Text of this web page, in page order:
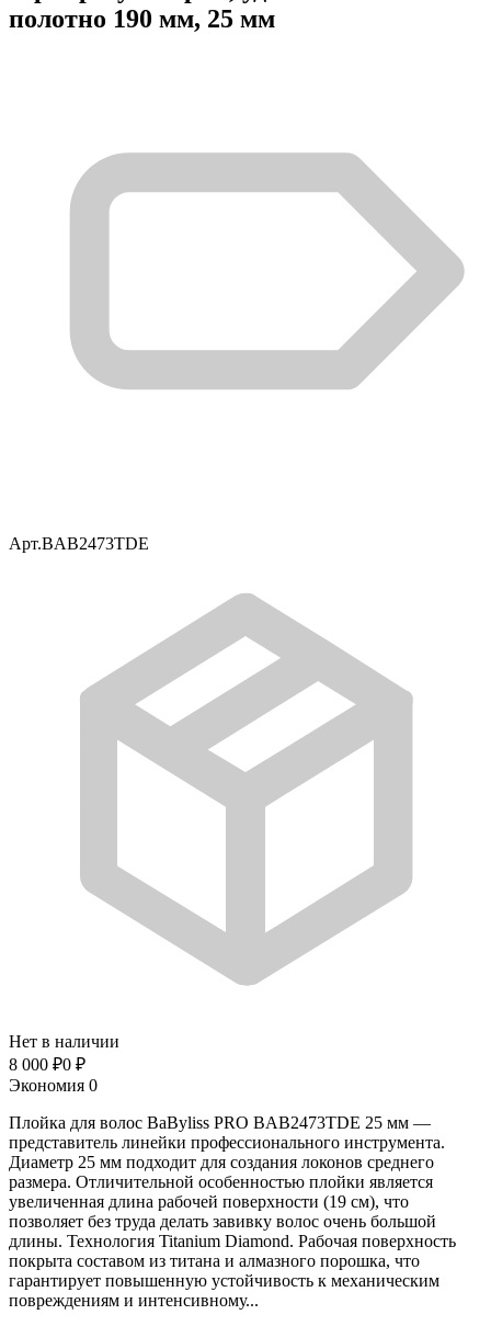
полотно 190 мм, 25 мм
Арт.BAB2473TDE
Нет в наличии
8 000 ₽0 ₽
Экономия 0
Плойка для волос BaByliss PRO BAB2473TDE 25 мм —
представитель линейки профессионального инструмента.
Диаметр 25 мм подходит для создания локонов среднего
размера. Отличительной особенностью плойки является
увеличенная длина рабочей поверхности (19 см), что
позволяет без труда делать завивку волос очень большой
длины. Технология Titanium Diamond. Рабочая поверхность
покрыта составом из титана и алмазного порошка, что
гарантирует повышенную устойчивость к механическим
повреждениям и интенсивному...